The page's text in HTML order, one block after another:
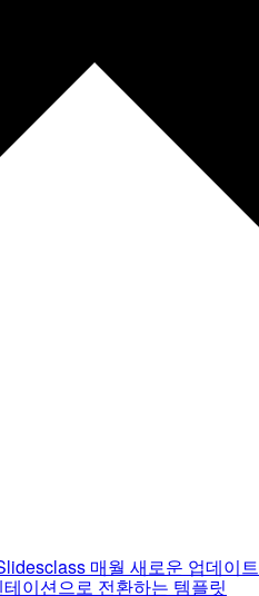
매월 새로운 업데이트
이션으로 전환하는 템플릿